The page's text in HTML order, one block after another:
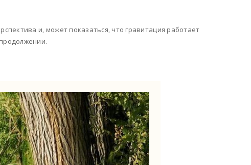
и, может показаться, что гравитация работает